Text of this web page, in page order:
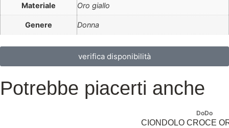
Materiale Oro giallo
Genere Donna
verifica disponibilità
Potrebbe piacerti anche
DoDo
CIONDOLO CROCE